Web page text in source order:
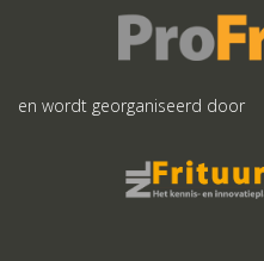
en wordt georganiseerd door